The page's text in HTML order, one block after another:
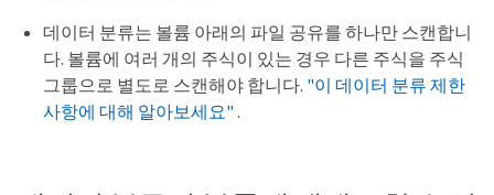
데이터 분류는 볼륨 아래의 파일 공유를 하나만 스캔합니
다. 볼륨에 여러 개의 주식이 있는 경우 다른 주식을 주식
그룹으로 별도로 스캔해야 합니다. "이 데이터 분류 제한
사항에 대해 알아보세요" .